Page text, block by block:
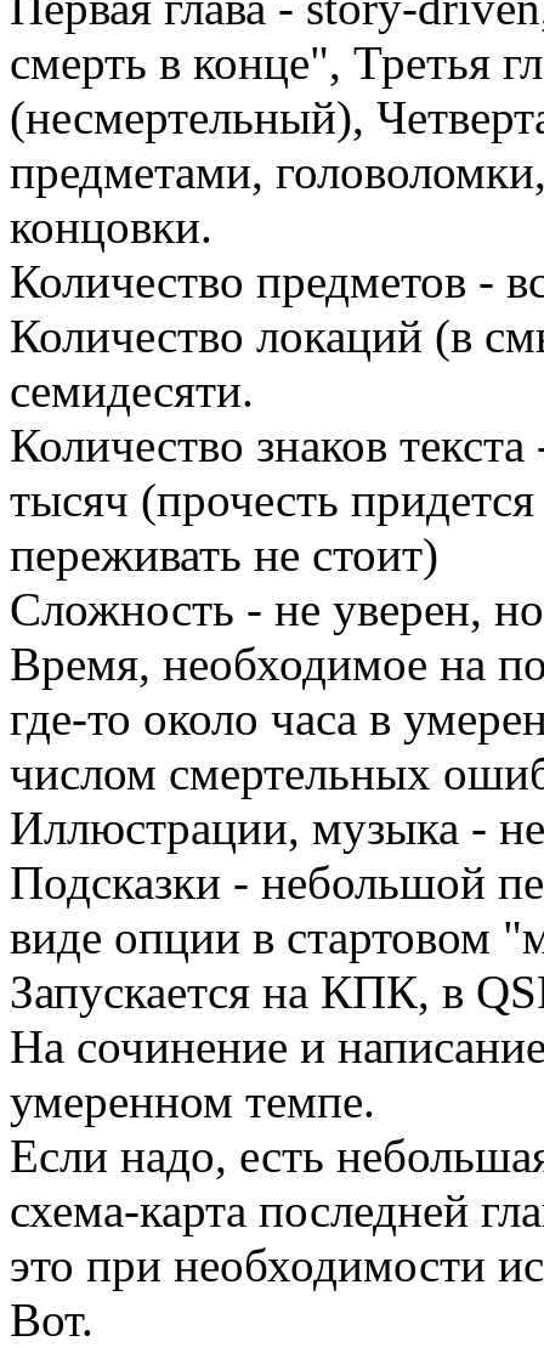
смерть в конце", Третья
(несмертельный),
предметами,
концовки.
Количество предметов -
Количество локаций (в
семидесяти.
Количество знаков
тысяч (прочесть
переживать не стоит)
Сложность - не уверен,
Время, необходимое на
где-то около часа в
числом смертельных
Иллюстрации, музыка -
Подсказки - небольшой
виде опции в стартовом
Запускается на КПК, в
На сочинение и
умеренном темпе.
Если надо, есть
схема-карта последней
это при необходимости
Вот.